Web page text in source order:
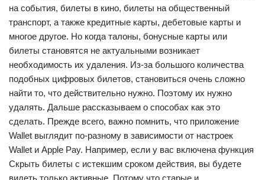
на события, билеты в кино, билеты на общественный
транспорт, а также кредитные карты, дебетовые карты и
многое другое. Но когда талоны, бонусные карты или
билеты становятся не актуальными возникает
необходимость их удаления. Из-за большого количества
подобных цифровых билетов, становиться очень сложно
найти то, что действительно нужно. Поэтому их нужно
удалять. Дальше рассказываем о способах как это
сделать. Прежде всего, важно помнить, что приложение
Wallet выглядит по-разному в зависимости от настроек
Wallet и Apple Pay. Например, если у вас включена функция
Скрыть билеты с истекшим сроком действия, вы будете